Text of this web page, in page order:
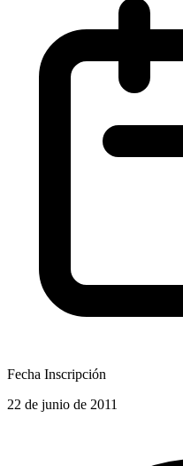
Fecha Inscripción
22 de junio de 2011